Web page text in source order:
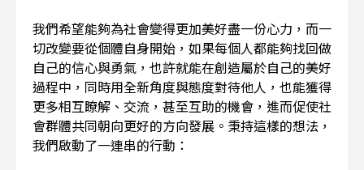
我們希望能夠為社會變得更加美好盡一份心力，而一
切改變要從個體自身開始，如果每個人都能夠找回做
自己的信心與勇氣，也許就能在創造屬於自己的美好
過程中，同時用全新角度與態度對待他人，也能獲得
更多相互瞭解、交流，甚至互助的機會，進而促使社
會群體共同朝向更好的方向發展。秉持這樣的想法，
我們啟動了一連串的行動：